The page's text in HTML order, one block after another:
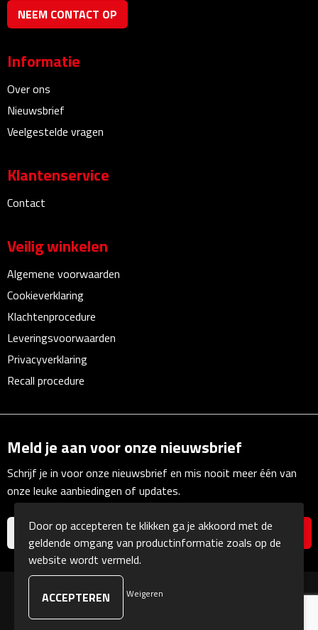
Bureauklokken
Bureau organizers
Bureau ventilatoren
Briefopeners
Gummen
Linialen
Magneten
Muismatten
Pennenhouders
Puntenslijpers
Rekenmachines
Document- & Schrijfmappen
Documentmappen
NEEM CONTACT OP
Informatie
Over ons
Nieuwsbrief
Veelgestelde vragen
Klantenservice
Contact
Veilig winkelen
Algemene voorwaarden
Cookieverklaring
Klachtenprocedure
Leveringsvoorwaarden
Privacyverklaring
Recall procedure
Meld je aan voor onze nieuwsbrief
Schrijf je in voor onze nieuwsbrief en mis nooit meer één van
onze leuke aanbiedingen of updates.
© Copyright Kranengeschenken 2026
Door op accepteren te klikken ga je akkoord met de
geldende omgang van productinformatie zoals op de
website wordt vermeld.
Weigeren